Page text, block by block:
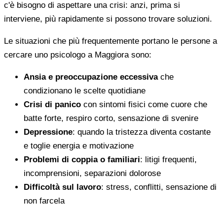
c'è bisogno di aspettare una crisi: anzi, prima si
interviene, più rapidamente si possono trovare soluzioni.
Le situazioni che più frequentemente portano le persone a
cercare uno psicologo a Maggiora sono:
Ansia e preoccupazione eccessivache
condizionano le scelte quotidiane
Crisi di panico con sintomi fisici come cuore che
batte forte, respiro corto, sensazione di svenire
Depressione: quando la tristezza diventa costante
e toglie energia e motivazione
Problemi di coppia o familiari: litigi frequenti,
incomprensioni, separazioni dolorose
Difficoltà sul lavoro: stress, conflitti, sensazione di
non farcela